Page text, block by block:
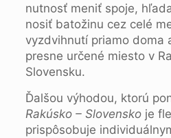
nutnosť meniť spoje,
nosiť batožinu cez celé
vyzdvihnutí priamo doma
presne určené miesto v
Slovensku.
Ďalšou výhodou, ktorú
Rakúsko – Slovenskoje
prispôsobuje